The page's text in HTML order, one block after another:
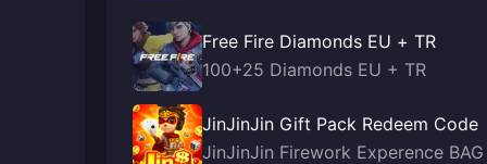
Free Fire Diamonds EU + TR
100+25 Diamonds EU + TR
JinJinJin Gift Pack Redeem Code
JinJinJin Firework Experence BAG